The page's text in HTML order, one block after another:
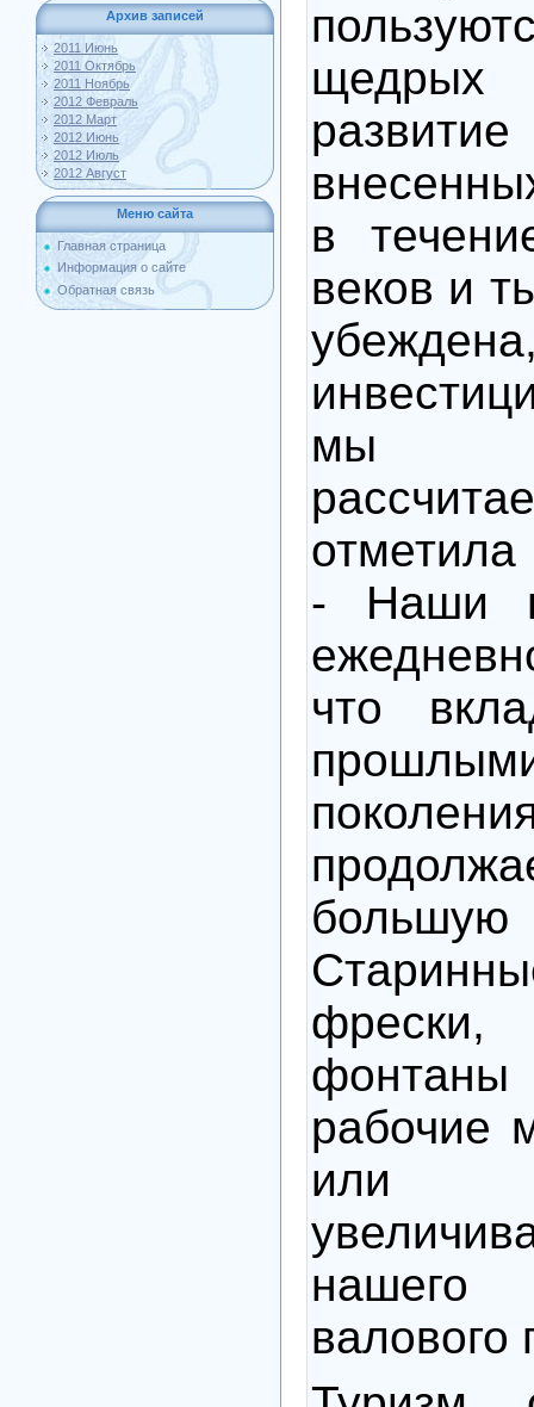
Архив записей
2011 Июнь
2011 Октябрь
2011 Ноябрь
2012 Февраль
2012 Март
2012 Июнь
2012 Июль
2012 Август
Меню сайта
Главная страница
Информация о сайте
Обратная связь
щедрых
в
веков и
мы
отметила
- Наши
что
рабочие
или
нашего
валового